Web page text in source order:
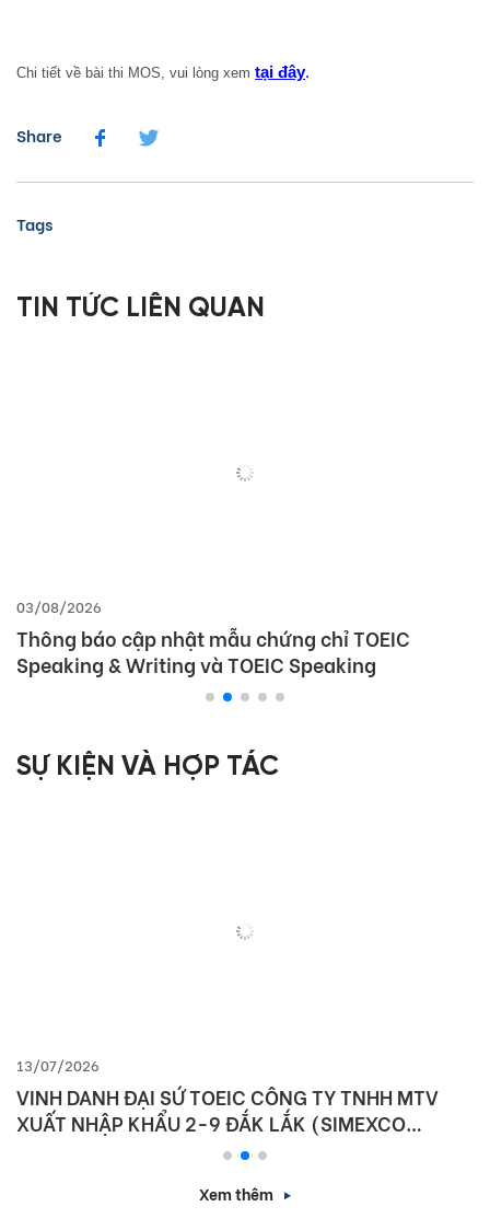
Chi tiết về bài thi MOS, vui lòng xem tại đây.
Share
Tags
TIN TỨC LIÊN QUAN
03/08/2026
Thông báo cập nhật mẫu chứng chỉ TOEIC
Speaking & Writing và TOEIC Speaking
SỰ KIỆN VÀ HỢP TÁC
13/07/2026
VINH DANH ĐẠI SỨ TOEIC CÔNG TY TNHH MTV
XUẤT NHẬP KHẨU 2-9 ĐẮK LẮK (SIMEXCO
Xem thêm